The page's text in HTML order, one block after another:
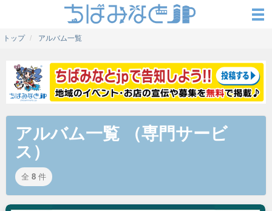
トップ アルバム一覧
アルバム一覧 （専門サービ
ス）
全 8 件